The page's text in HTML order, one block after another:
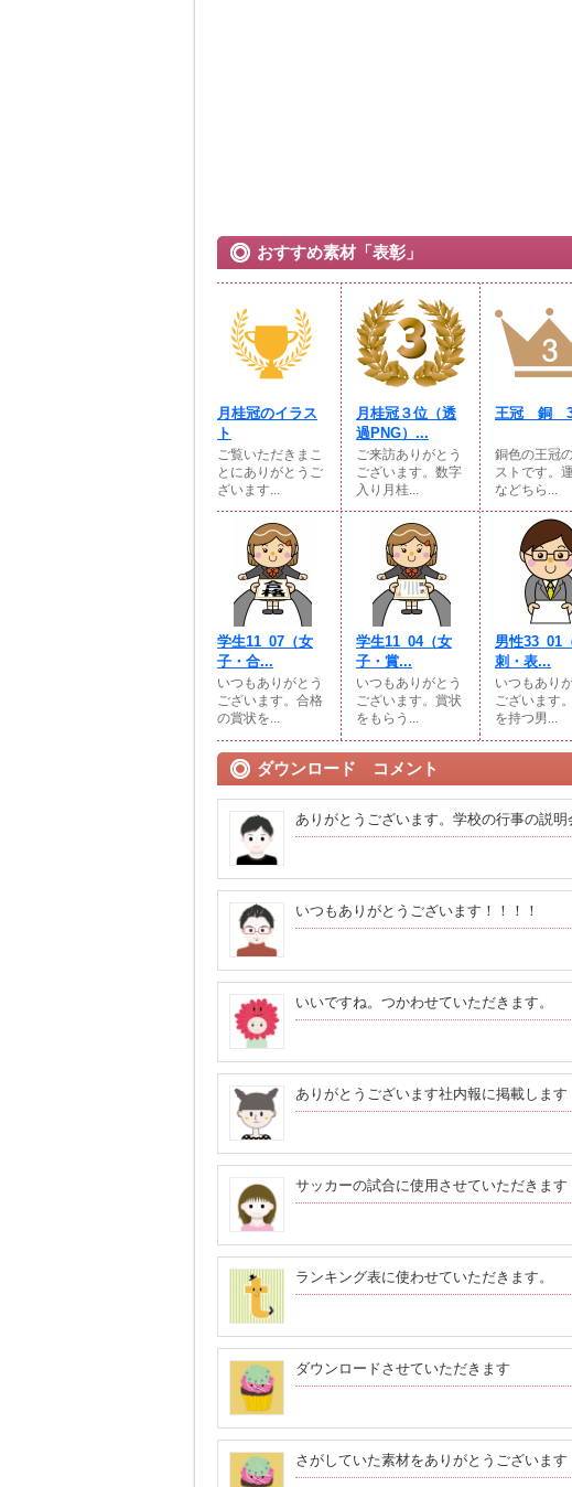
おすすめ素材「表彰」
月桂冠のイラス
ト
ご覧いただきまこ
とにありがとうご
ざいます...
月桂冠３位（透
過PNG）...
ご来訪ありがとう
ございます。数字
入り月桂...
王冠 銅
銅色の王冠
ストです。
などちら...
学生11_07（女
子・合...
いつもありがとう
ございます。合格
の賞状を...
学生11_04（女
子・賞...
いつもありがとう
ございます。賞状
をもらう...
男性33_01
刺・表...
いつもあり
ございます
を持つ男...
ダウンロード コメント
ありがとうございます。学校の行事の説明
いつもありがとうございます！！！！
いいですね。つかわせていただきます。
ありがとうございます社内報に掲載します
サッカーの試合に使用させていただきます
ランキング表に使わせていただきます。
ダウンロードさせていただきます
さがしていた素材をありがとうございます